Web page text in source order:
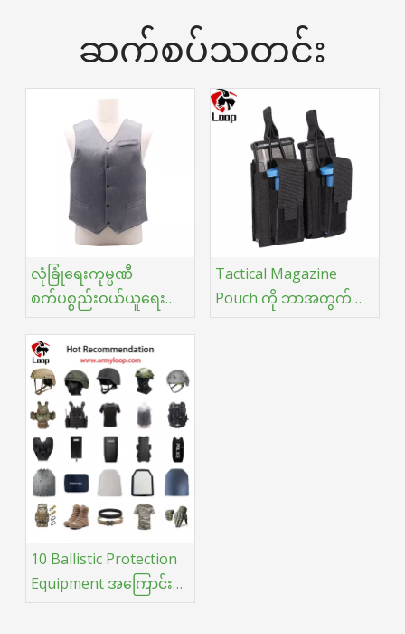
ဆက်စပ်သတင်း
လုံခြုံရေးကုမ္ပဏီ
စက်ပစ္စည်းဝယ်ယူရေး
နယ်ဆန်မှုနှင့် လုပ်ငန်း
ဆောင်ရွက်မှု စွမ်းဆောင်
ရည်ကို မြှင့်တင်ရန် အဓိက
သော့ချက်
Tactical Magazine
Pouch ကို ဘာအတွက်
10 Ballistic Protection
Equipment အကြောင်း